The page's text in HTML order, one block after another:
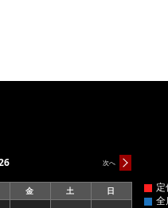
次へ
金
曜
土
曜
日
曜